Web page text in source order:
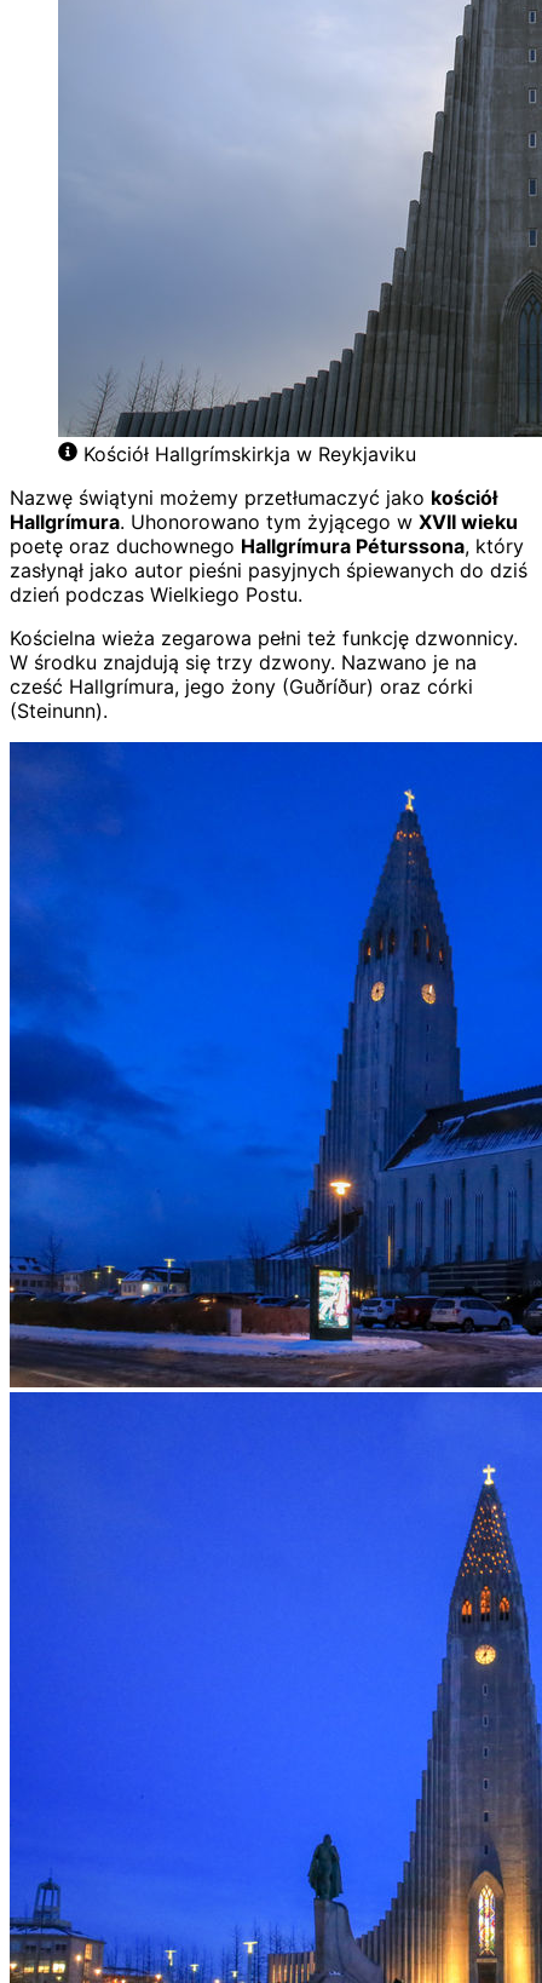
Kościół Hallgrímskirkja w Reykjaviku
Nazwę świątyni możemy przetłumaczyć jako kościół
Hallgrímura. Uhonorowano tym żyjącego w XVII wieku
poetę oraz duchownego Hallgrímura Péturssona, który
zasłynął jako autor pieśni pasyjnych śpiewanych do dziś
dzień podczas Wielkiego Postu.
Kościelna wieża zegarowa pełni też funkcję dzwonnicy.
W środku znajdują się trzy dzwony. Nazwano je na
cześć Hallgrímura, jego żony (Guðríður) oraz córki
(Steinunn).